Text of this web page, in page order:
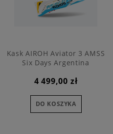
Kask AIROH Aviator 3 AMSS
Six Days Argentina
4 499,00 zł
DO KOSZYKA